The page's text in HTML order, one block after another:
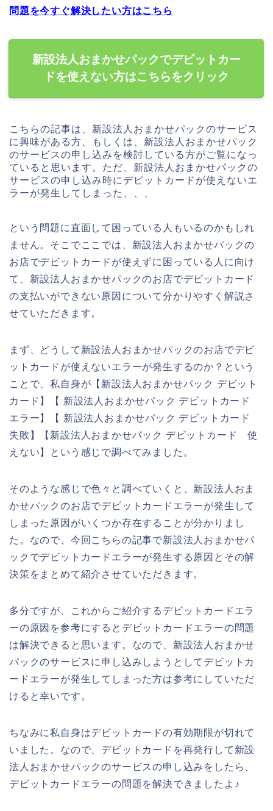
問題を今すぐ解決したい方はこちら
新設法人おまかせパックでデビットカー
ドを使えない方はこちらをクリック
こちらの記事は、新設法人おまかせパックのサービス
に興味がある方、もしくは、新設法人おまかせパック
のサービスの申し込みを検討している方がご覧になっ
ていると思います。ただ、新設法人おまかせパックの
サービスの申し込み時にデビットカードが使えないエ
ラーが発生してしまった、、、
という問題に直面して困っている人もいるのかもしれ
ません。そこでここでは、新設法人おまかせパックの
お店でデビットカードが使えずに困っている人に向け
て、新設法人おまかせパックのお店でデビットカード
の支払いができない原因について分かりやすく解説さ
せていただきます。
まず、どうして新設法人おまかせパックのお店でデビ
ットカードが使えないエラーが発生するのか？という
ことで、私自身が【新設法人おまかせパック デビット
カード】【 新設法人おまかせパック デビットカード
エラー】【 新設法人おまかせパック デビットカード
失敗】【新設法人おまかせパック デビットカード 使
えない】という感じで調べてみました。
そのような感じで色々と調べていくと、新設法人おま
かせパックのお店でデビットカードエラーが発生して
しまった原因がいくつか存在することが分かりまし
た。なので、今回こちらの記事で新設法人おまかせパ
ックでデビットカードエラーが発生する原因とその解
決策をまとめて紹介させていただきます。
多分ですが、これからご紹介するデビットカードエラ
ーの原因を参考にするとデビットカードエラーの問題
は解決できると思います。なので、新設法人おまかせ
パックのサービスに申し込みしようとしてデビットカ
ードエラーが発生してしまった方は参考にしていただ
けると幸いです。
ちなみに私自身はデビットカードの有効期限が切れて
いました。なので、デビットカードを再発行して新設
法人おまかせパックのサービスの申し込みをしたら、
デビットカードエラーの問題を解決できましたよ♪